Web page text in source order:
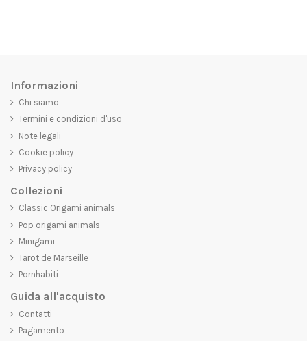
Informazioni
Chi siamo
Termini e condizioni d'uso
Note legali
Cookie policy
Privacy policy
Collezioni
Classic Origami animals
Pop origami animals
Minigami
Tarot de Marseille
Pornhabiti
Guida all'acquisto
Contatti
Pagamento